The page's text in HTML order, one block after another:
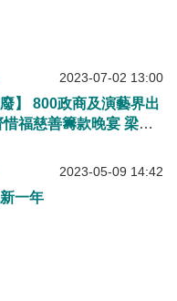
2023-07-02 13:00
廢】 800政商及演藝界出
惜福慈善籌款晚宴 梁唐
2023-05-09 14:42
一年